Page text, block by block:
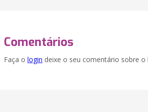
Comentários
Faça o login deixe o seu comentário sobre o